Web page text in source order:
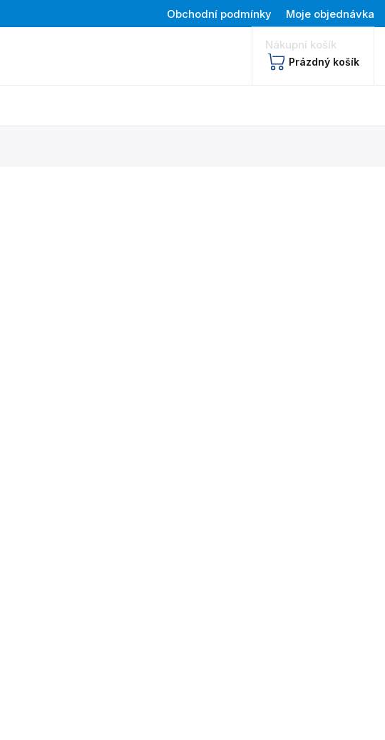
Obchodní podmínky Moje objednávka
Nákupní košík
Prázdný košík